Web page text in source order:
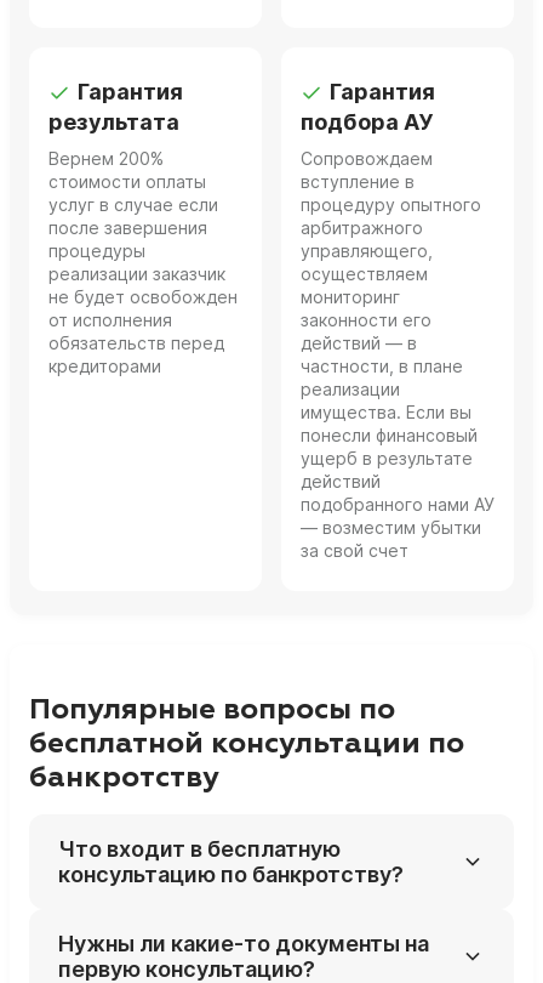
Гарантия
результата
Вернем 200%
стоимости оплаты
услуг в случае если
после завершения
процедуры
реализации заказчик
не будет освобожден
от исполнения
обязательств перед
кредиторами
Гарантия
подбора АУ
Сопровождаем
вступление в
процедуру опытного
арбитражного
управляющего,
осуществляем
мониторинг
законности его
действий — в
частности, в плане
реализации
имущества. Если вы
понесли финансовый
ущерб в результате
действий
подобранного нами АУ
— возместим убытки
за свой счет
Популярные вопросы по
бесплатной консультации по
банкротству
Что входит в бесплатную
консультацию по банкротству?
разбирает вашу ситуацию с долгами,
Нужны ли какие‑то документы на
первую консультацию?